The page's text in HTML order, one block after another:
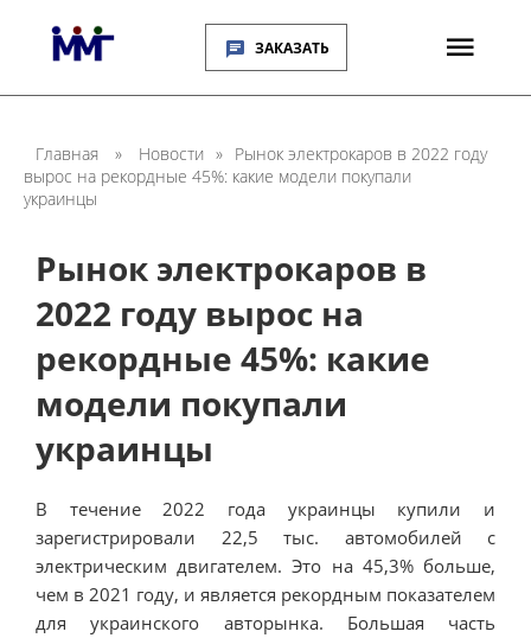
ЗАКАЗАТЬ
Главная » Новости » Рынок электрокаров в 2022 году
вырос на рекордные 45%: какие модели покупали
украинцы
Рынок электрокаров в
2022 году вырос на
рекордные 45%: какие
модели покупали
украинцы
В течение 2022 года украинцы купили и
зарегистрировали 22,5 тыс. автомобилей с
электрическим двигателем. Это на 45,3% больше,
чем в 2021 году, и является рекордным показателем
для украинского авторынка. Большая часть